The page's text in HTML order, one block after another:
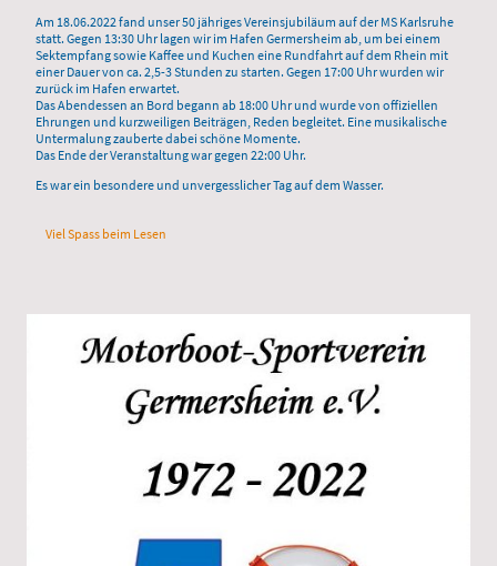
Am 18.06.2022 fand unser 50 jähriges Vereinsjubiläum auf der MS Karlsruhe
statt. Gegen 13:30 Uhr lagen wir im Hafen Germersheim ab, um bei einem
Sektempfang sowie Kaffee und Kuchen eine Rundfahrt auf dem Rhein mit
einer Dauer von ca. 2,5-3 Stunden zu starten. Gegen 17:00 Uhr wurden wir
zurück im Hafen erwartet.
Das Abendessen an Bord begann ab 18:00 Uhr und wurde von offiziellen
Ehrungen und kurzweiligen Beiträgen, Reden begleitet. Eine musikalische
Untermalung zauberte dabei schöne Momente.
Das Ende der Veranstaltung war gegen 22:00 Uhr.
Es war ein besondere und unvergesslicher Tag auf dem Wasser.
Viel Spass beim Lesen